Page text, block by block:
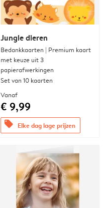
Jungle dieren
Bedankkaarten | Premium kaart
met keuze uit 3
papierafwerkingen
Set van 10 kaarten
Vanaf
€ 9,99
offers Elke dag lage prijzen